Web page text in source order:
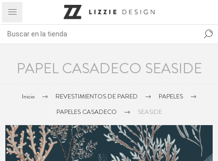
PAPEL CASADECO SEASIDE
Inicio REVESTIMIENTOS DE PARED
PAPELES
PAPELES CASADECO
SEASIDE